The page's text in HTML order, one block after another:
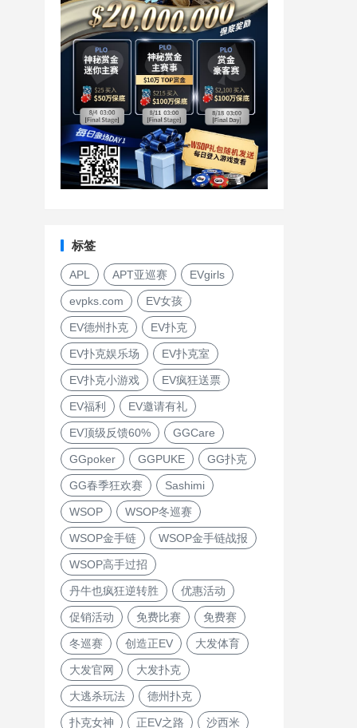
标签
APL APT亚巡赛 EVgirls
evpks.com EV女孩
EV德州扑克 EV扑克
EV扑克娱乐场 EV扑克室
EV扑克小游戏 EV疯狂送票
EV福利 EV邀请有礼
EV顶级反馈60% GGCare
GGpoker GGPUKE GG扑克
GG春季狂欢赛 Sashimi
WSOP WSOP冬巡赛
WSOP金手链 WSOP金手链战报
WSOP高手过招
丹牛也疯狂逆转胜 优惠活动
促销活动 免费比赛 免费赛
冬巡赛 创造正EV 大发体育
大发官网 大发扑克
大逃杀玩法 德州扑克
扑克女神 正EV之路 沙西米